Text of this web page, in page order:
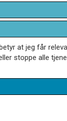
at jeg får
stoppe alle